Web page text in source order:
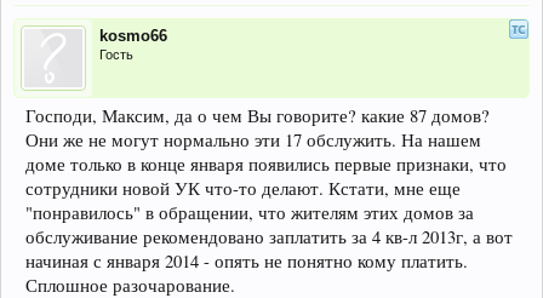
kosmo66
Гость
Господи, Максим, да о чем Вы говорите? какие 87 домов?
Они же не могут нормально эти 17 обслужить. На нашем
доме только в конце января появились первые признаки, что
сотрудники новой УК что-то делают. Кстати, мне еще
"понравилось" в обращении, что жителям этих домов за
обслуживание рекомендовано заплатить за 4 кв-л 2013г, а вот
начиная с января 2014 - опять не понятно кому платить.
Сплошное разочарование.